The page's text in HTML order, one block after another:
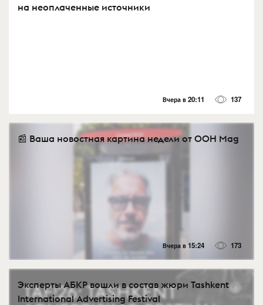
на неоплаченные источники
Вчера в 20:11 137
📰 Ваша новостная картина недели от OOH Mag
Вчера в 15:24 173
Эксперты АБКР вошли в состав жюри Tashkent
International Advertising Festival